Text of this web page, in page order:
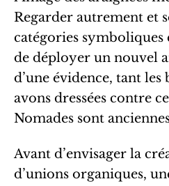
Regarder autrement et
catégories symboliques
de déployer un nouvel
d’une évidence, tant
avons dressées contre
Nomades sont
Avant d’envisager la
d’unions organiques,